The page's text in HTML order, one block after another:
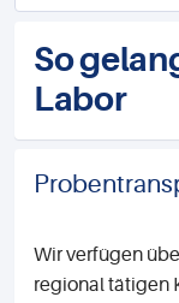
So
Labor
Wir verfügen
regional tätigen